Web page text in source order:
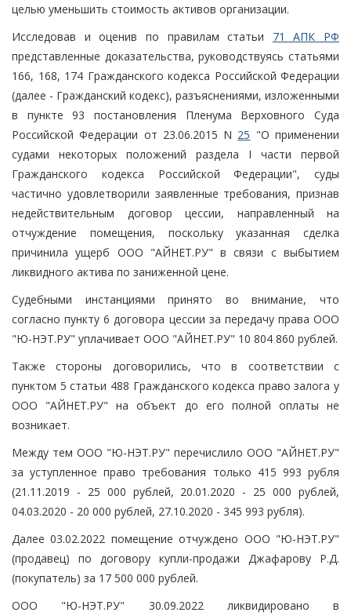
целью уменьшить стоимость активов организации.
Исследовав и оценив по правилам статьи 71 АПК РФ
представленные доказательства, руководствуясь статьями
166, 168, 174 Гражданского кодекса Российской Федерации
(далее - Гражданский кодекс), разъяснениями, изложенными
в пункте 93 постановления Пленума Верховного Суда
Российской Федерации от 23.06.2015 N 25 "О применении
судами некоторых положений раздела I части первой
Гражданского кодекса Российской Федерации", суды
частично удовлетворили заявленные требования, признав
недействительным договор цессии, направленный на
отчуждение помещения, поскольку указанная сделка
причинила ущерб ООО "АЙНЕТ.РУ" в связи с выбытием
ликвидного актива по заниженной цене.
Судебными инстанциями принято во внимание, что
согласно пункту 6 договора цессии за передачу права ООО
"Ю-НЭТ.РУ" уплачивает ООО "АЙНЕТ.РУ" 10 804 860 рублей.
Также стороны договорились, что в соответствии с
пунктом 5 статьи 488 Гражданского кодекса право залога у
ООО "АЙНЕТ.РУ" на объект до его полной оплаты не
возникает.
Между тем ООО "Ю-НЭТ.РУ" перечислило ООО "АЙНЕТ.РУ"
за уступленное право требования только 415 993 рубля
(21.11.2019 - 25 000 рублей, 20.01.2020 - 25 000 рублей,
04.03.2020 - 20 000 рублей, 27.10.2020 - 345 993 рубля).
Далее 03.02.2022 помещение отчуждено ООО "Ю-НЭТ.РУ"
(продавец) по договору купли-продажи Джафарову Р.Д.
(покупатель) за 17 500 000 рублей.
ООО "Ю-НЭТ.РУ" 30.09.2022 ликвидировано в